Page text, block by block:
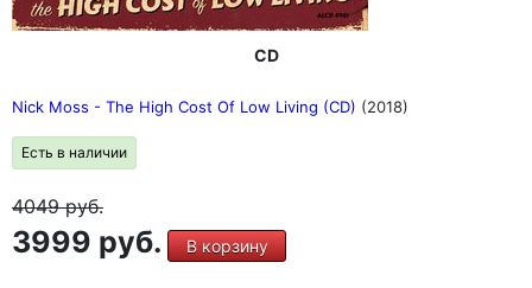
CD
Nick Moss - The High Cost Of Low Living (CD) (2018)
Есть в наличии
4049руб.
3999 руб. В корзину